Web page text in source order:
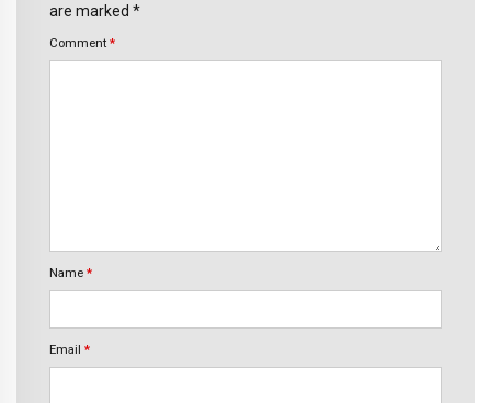
are marked *
Comment *
Name *
Email *